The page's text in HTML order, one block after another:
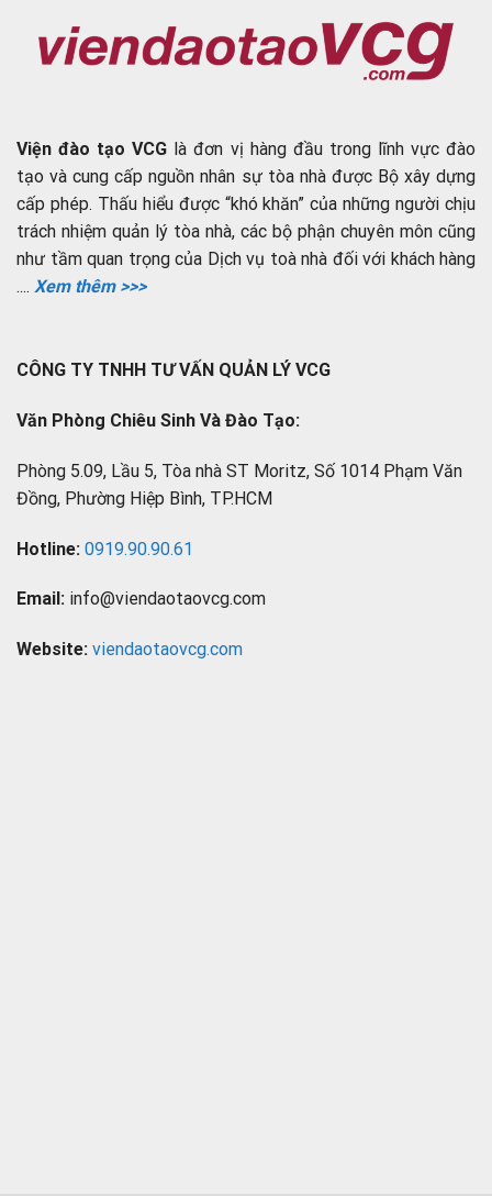
Viện đào tạo VCG là đơn vị hàng đầu trong lĩnh vực đào
tạo và cung cấp nguồn nhân sự tòa nhà được Bộ xây dựng
cấp phép. Thấu hiểu được “khó khăn” của những người chịu
trách nhiệm quản lý tòa nhà, các bộ phận chuyên môn cũng
như tầm quan trọng của Dịch vụ toà nhà đối với khách hàng
.... Xem thêm >>>
CÔNG TY TNHH TƯ VẤN QUẢN LÝ VCG
Văn Phòng Chiêu Sinh Và Đào Tạo:
Phòng 5.09, Lầu 5, Tòa nhà ST Moritz, Số 1014 Phạm Văn
Đồng, Phường Hiệp Bình, TP.HCM
Hotline: 0919.90.90.61
Email: info@viendaotaovcg.com
Website: viendaotaovcg.com